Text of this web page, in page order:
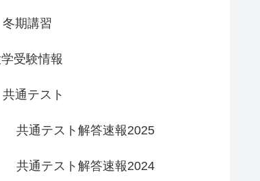
冬期講習
受験情報
共通テスト
共通テスト解答速報2025
共通テスト解答速報2024